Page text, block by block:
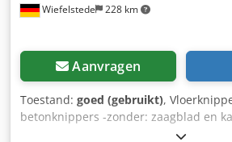
Wiefelstede 228 km
Aanvragen
Toestand: goed (gebruikt),
betonknippers -zonder: zaagblad en
360 mm -Zaagdiepte: 120 mm -Motor: